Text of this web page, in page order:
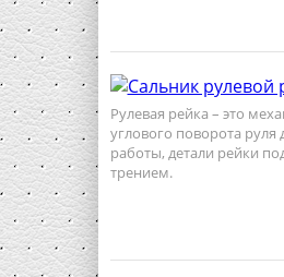
Рулевая рейка – это
углового поворота руля
работы, детали рейки
трением.